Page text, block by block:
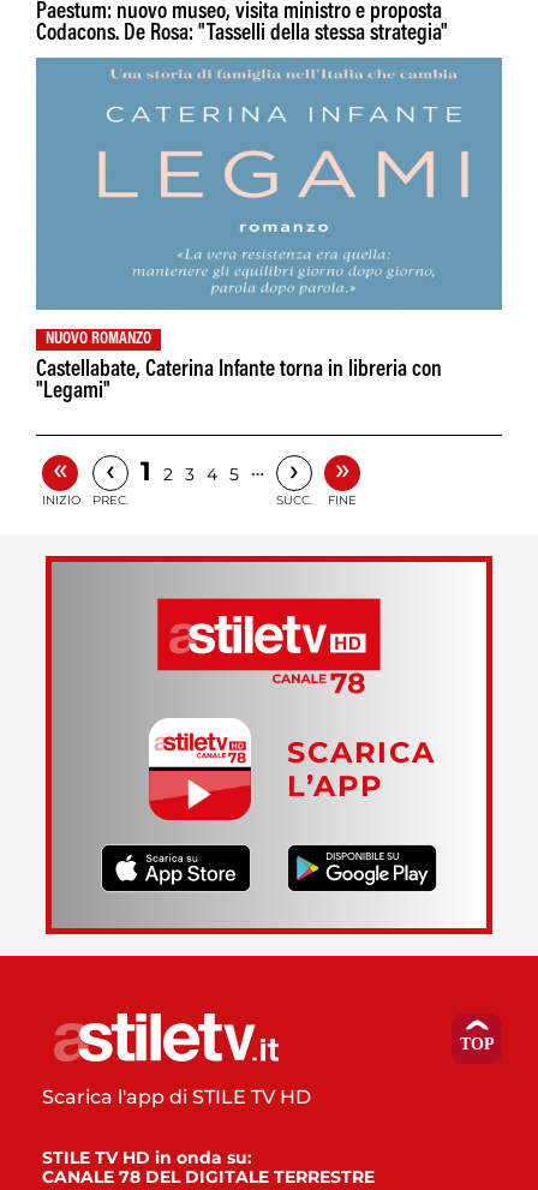
Paestum: nuovo museo, visita ministro e proposta
Codacons. De Rosa: "Tasselli della stessa strategia"
NUOVO ROMANZO
Castellabate, Caterina Infante torna in libreria con
"Legami"
«
INIZIO
‹
PREC.
1 2 3 4 5 … ›
SUCC.
»
FINE
SCARICA
L’APP
Scarica l'app di STILE TV HD
STILE TV HD in onda su:
CANALE 78 DEL DIGITALE TERRESTRE